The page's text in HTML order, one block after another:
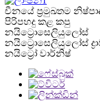
චීනයේ ප්‍රමුඛතම
පිරිපහදු කළ කපු
නයිට්‍රොසෙලියුලෝස්
නයිට්‍රොසෙලියුලෝස්
නයිට්‍රෝ වාර්නිෂ්